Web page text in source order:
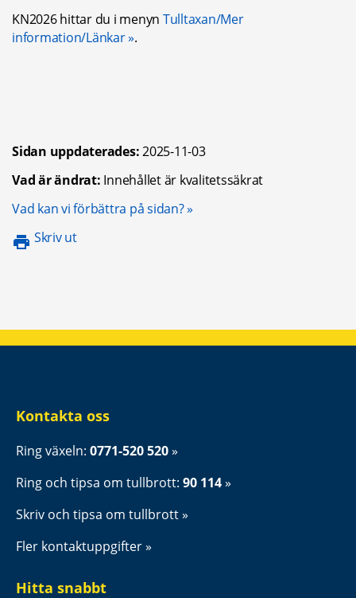
KN2026 hittar du i menyn Tulltaxan/Mer
information/Länkar .
Sidan uppdaterades:2025-11-03
Vad är ändrat: Innehållet är kvalitetssäkrat
Vad kan vi förbättra på sidan?Öppnas i nytt fönster.
Skriv ut
Kontakta oss
Ring växeln: 0771-520 520
Ring och tipsa om tullbrott: 90 114
Skriv och tipsa om tullbrott
Fler kontaktuppgifter
Hitta snabbt